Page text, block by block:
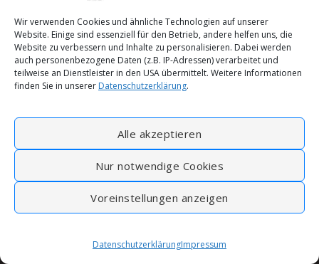
Wir verwenden Cookies und ähnliche Technologien auf unserer
Website. Einige sind essenziell für den Betrieb, andere helfen uns, die
Website zu verbessern und Inhalte zu personalisieren. Dabei werden
auch personenbezogene Daten (z.B. IP-Adressen) verarbeitet und
teilweise an Dienstleister in den USA übermittelt. Weitere Informationen
finden Sie in unserer Datenschutzerklärung.
Alle akzeptieren
Nur notwendige Cookies
Voreinstellungen anzeigen
DatenschutzerklärungImpressum
NEUESTE BEITRÄGE
Ciabatta – Anleitung für luftige, italienische gourmet
Brötchen.
Dinkelbrötchen 2.0 Verbesserte Rezeptur und Technik |
Nico Stanitzok
Stangenweißbrot – Rezept für einen vergessenen